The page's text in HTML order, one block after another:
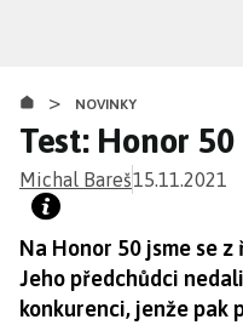
obsahu
> NOVINKY
Test: Honor 50
Michal Bareš15.11.2021
Na Honor 50 jsme se
Jeho předchůdci
konkurenci, jenže pak